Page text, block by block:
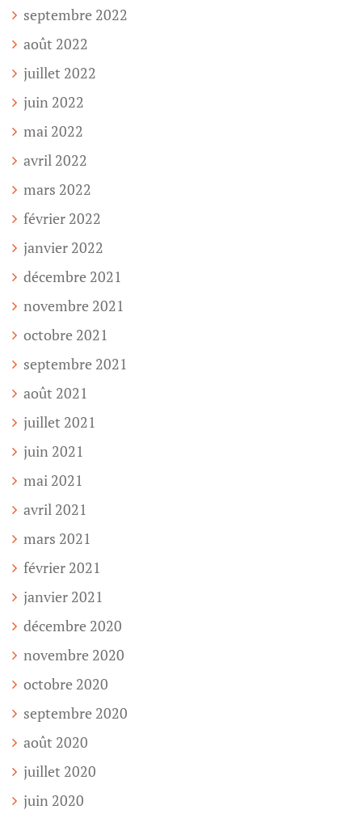
septembre 2022
août 2022
juillet 2022
juin 2022
mai 2022
avril 2022
mars 2022
février 2022
janvier 2022
décembre 2021
novembre 2021
octobre 2021
septembre 2021
août 2021
juillet 2021
juin 2021
mai 2021
avril 2021
mars 2021
février 2021
janvier 2021
décembre 2020
novembre 2020
octobre 2020
septembre 2020
août 2020
juillet 2020
juin 2020